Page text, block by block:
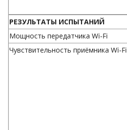
РЕЗУЛЬТАТЫ ИСПЫТАНИЙ
Мощность передатчика Wi-Fi
Чувствительность приёмника Wi-Fi